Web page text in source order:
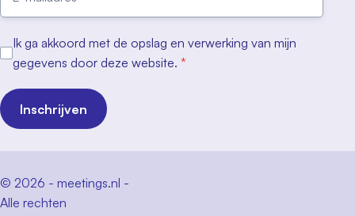
Ik ga akkoord met de opslag en verwerking van mijn
gegevens door deze website. *
Inschrijven
© 2026 - meetings.nl -
Alle rechten